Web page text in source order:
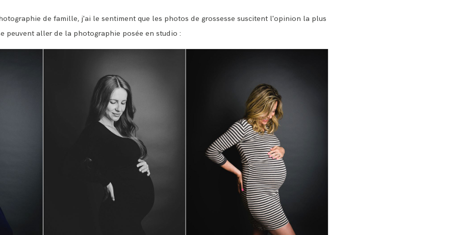
de famille, j'ai le sentiment que les photos de grossesse suscitent l'opinion la plus
peuvent aller de la photographie posée en studio :